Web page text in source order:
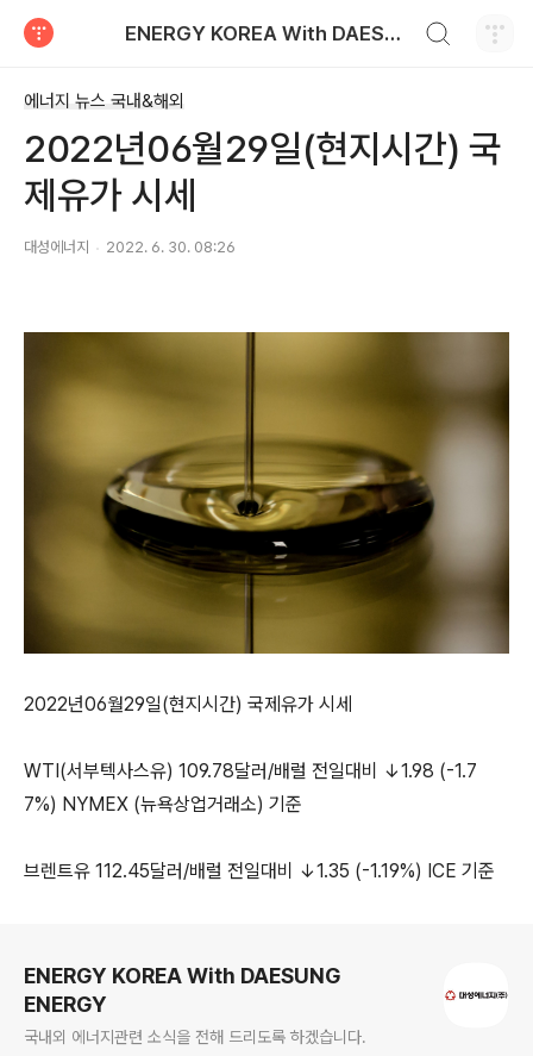
ENERGY KOREA With DAESUNG ENERGY
에너지 뉴스 국내&해외
2022년06월29일(현지시간) 국
제유가 시세
대성에너지 2022. 6. 30. 08:26
2022년06월29일(현지시간) 국제유가 시세
WTI(서부텍사스유) 109.78달러/배럴 전일대비 ↓1.98 (-1.7
7%) NYMEX (뉴욕상업거래소) 기준
브렌트유 112.45달러/배럴 전일대비 ↓1.35 (-1.19%) ICE 기준
ENERGY KOREA With DAESUNG
ENERGY
국내외 에너지관련 소식을 전해 드리도록 하겠습니다.